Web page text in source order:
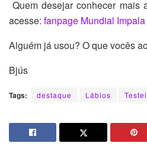
Quem desejar conhecer mais
acesse: fanpage Mundial Impala
Alguém já usou? O que vocês
Bjús
Tags: destaque Lábios